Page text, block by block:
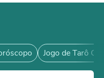
Jogo de Tarô